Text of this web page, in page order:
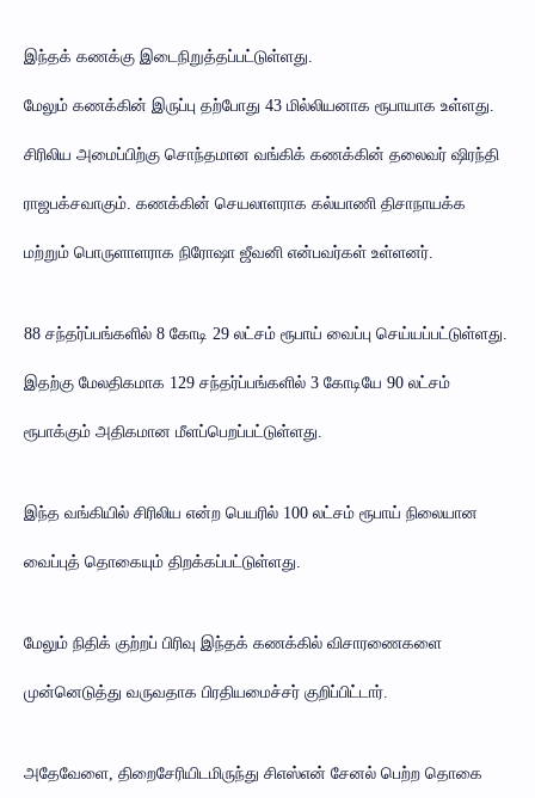
இந்தக் கணக்கு இடைநிறுத்தப்பட்டுள்ளது.
மேலும் கணக்கின் இருப்பு தற்போது 43 மில்லியனாக ரூபாயாக உள்ளது.
சிரிலிய அமைப்பிற்கு சொந்தமான வங்கிக் கணக்கின் தலைவர் ஷிரந்தி
ராஜபக்சவாகும். கணக்கின் செயலாளராக கல்யாணி திசாநாயக்க
மற்றும் பொருளாளராக நிரோஷா ஜீவனி என்பவர்கள் உள்ளனர்.
88 சந்தர்ப்பங்களில் 8 கோடி 29 லட்சம் ரூபாய் வைப்பு செய்யப்பட்டுள்ளது.
இதற்கு மேலதிகமாக 129 சந்தர்ப்பங்களில் 3 கோடியே 90 லட்சம்
ரூபாக்கும் அதிகமான மீளப்பெறப்பட்டுள்ளது.
இந்த வங்கியில் சிரிலிய என்ற பெயரில் 100 லட்சம் ரூபாய் நிலையான
வைப்புத் தொகையும் திறக்கப்பட்டுள்ளது.
மேலும் நிதிக் குற்றப் பிரிவு இந்தக் கணக்கில் விசாரணைகளை
முன்னெடுத்து வருவதாக பிரதியமைச்சர் குறிப்பிட்டார்.
அதேவேளை, திறைசேரியிடமிருந்து சிஎஸ்என் சேனல் பெற்ற தொகை